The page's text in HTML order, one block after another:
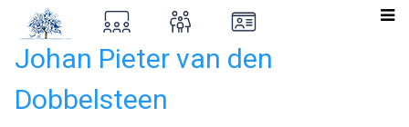
Johan Pieter van den
Dobbelsteen